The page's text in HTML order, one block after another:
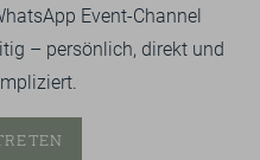
Event-Channel
– persönlich, direkt und